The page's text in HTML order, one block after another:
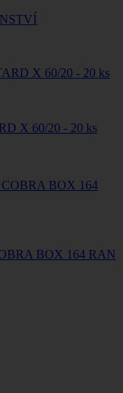
X 60/20 - 20 ks
BOX 164 RAN